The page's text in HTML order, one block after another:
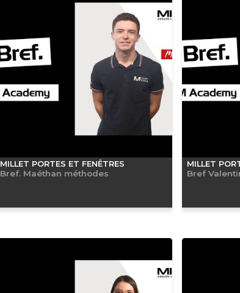
MILLET PORTES ET FENÊTRES
Bref. Maéthan méthodes
MILLET
Bref